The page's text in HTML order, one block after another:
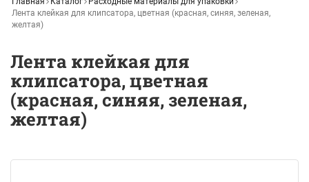
Лента клейкая для клипсатора, цветная (красная, синяя, зеленая,
желтая)
Лента клейкая для
клипсатора, цветная
(красная, синяя, зеленая,
желтая)